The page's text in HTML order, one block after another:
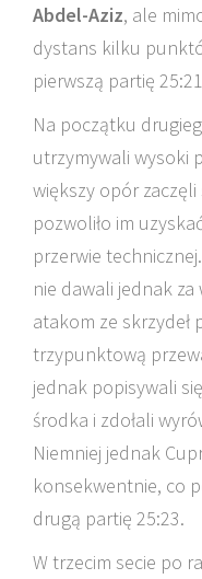
Abdel-Aziz, ale
dystans kilku
pierwszą partię
Na początku
utrzymywali wysoki
większy opór
pozwoliło im
przerwie
nie dawali jednak
atakom ze
trzypunktową
jednak popisywali
środka i zdołali
Niemniej jednak
konsekwentnie, co
drugą partię 25:23.
W trzecim secie po